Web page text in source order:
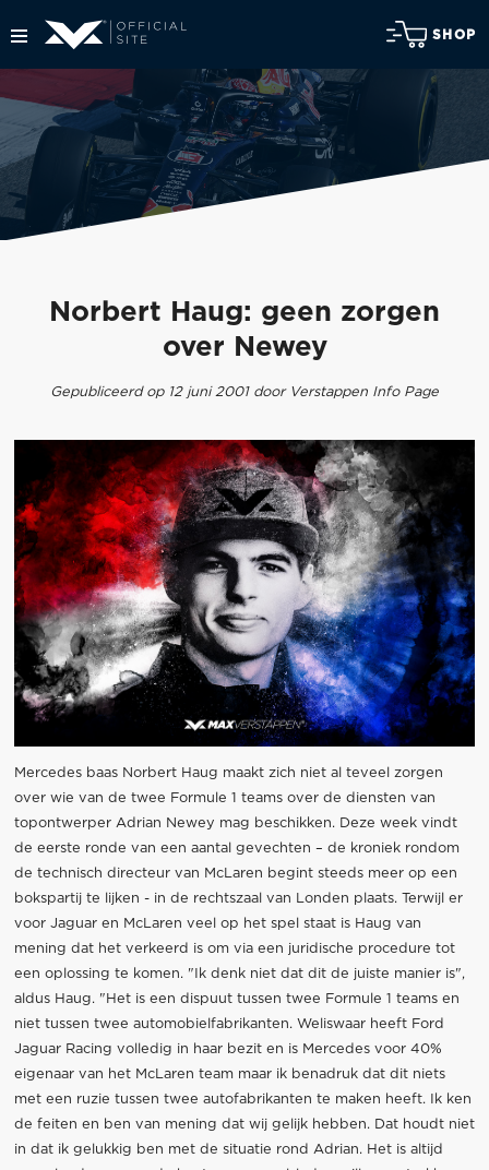
SHOP
Norbert Haug: geen zorgen
over Newey
Gepubliceerd op 12 juni 2001 door Verstappen Info Page
Mercedes baas Norbert Haug maakt zich niet al teveel zorgen
over wie van de twee Formule 1 teams over de diensten van
topontwerper Adrian Newey mag beschikken. Deze week vindt
de eerste ronde van een aantal gevechten – de kroniek rondom
de technisch directeur van McLaren begint steeds meer op een
bokspartij te lijken - in de rechtszaal van Londen plaats. Terwijl er
voor Jaguar en McLaren veel op het spel staat is Haug van
mening dat het verkeerd is om via een juridische procedure tot
een oplossing te komen. "Ik denk niet dat dit de juiste manier is",
aldus Haug. "Het is een dispuut tussen twee Formule 1 teams en
niet tussen twee automobielfabrikanten. Weliswaar heeft Ford
Jaguar Racing volledig in haar bezit en is Mercedes voor 40%
eigenaar van het McLaren team maar ik benadruk dat dit niets
met een ruzie tussen twee autofabrikanten te maken heeft. Ik ken
de feiten en ben van mening dat wij gelijk hebben. Dat houdt niet
in dat ik gelukkig ben met de situatie rond Adrian. Het is altijd